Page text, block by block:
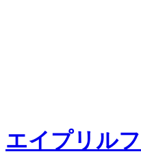
エイプリル